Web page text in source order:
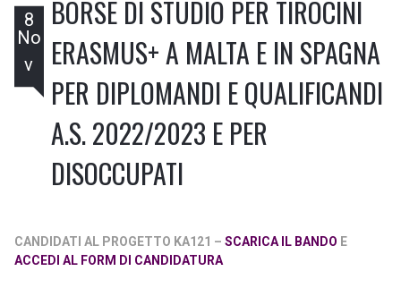
8
No
v
BORSE DI STUDIO PER TIROCINI
ERASMUS+ A MALTA E IN SPAGNA
PER DIPLOMANDI E QUALIFICANDI
A.S. 2022/2023 E PER
DISOCCUPATI
CANDIDATI AL PROGETTO KA121 – SCARICA IL BANDO E
ACCEDI AL FORM DI CANDIDATURA